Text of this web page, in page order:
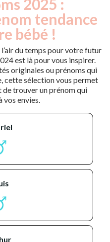
2025 :
tendance
bébé !
du temps pour votre futur
est là pour vous inspirer.
originales ou prénoms qui
cette sélection vous permet
de trouver un prénom qui
envies.